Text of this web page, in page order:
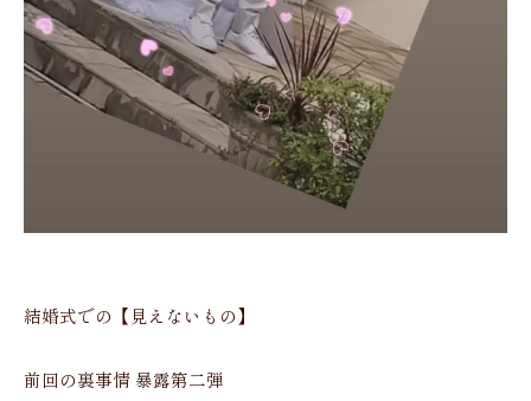
結婚式での【見えないもの】
前回の裏事情 暴露第二弾